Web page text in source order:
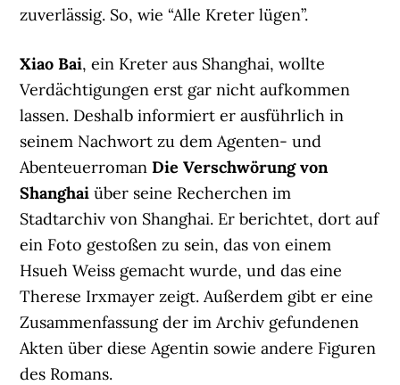
zuverlässig. So, wie “Alle Kreter lügen”.
Xiao Bai, ein Kreter aus Shanghai, wollte
Verdächtigungen erst gar nicht aufkommen
lassen. Deshalb informiert er ausführlich in
seinem Nachwort zu dem Agenten- und
AbenteuerromanDie Verschwörung von
Shanghai über seine Recherchen im
Stadtarchiv von Shanghai. Er berichtet, dort auf
ein Foto gestoßen zu sein, das von einem
Hsueh Weiss gemacht wurde, und das eine
Therese Irxmayer zeigt. Außerdem gibt er eine
Zusammenfassung der im Archiv gefundenen
Akten über diese Agentin sowie andere Figuren
des Romans.